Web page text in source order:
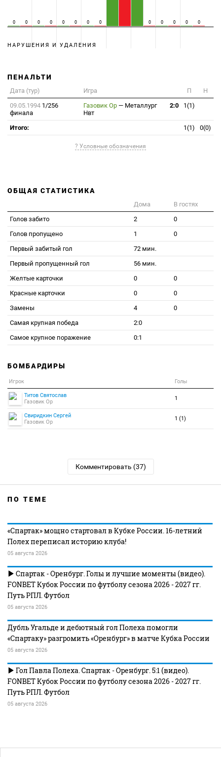
0 0 0 0 0 0 0 0 0 0 0 0 0
НАРУШЕНИЯ И УДАЛЕНИЯ
ПЕНАЛЬТИ
Дата (тур) Игра П
Н
09.05.1994 1/256
финала
Газовик Ор — Металлург
Нвт
2:0 1(1)
Итого: 1(1) 0(0)
? Условные обозначения
ОБЩАЯ СТАТИСТИКА
Дома
В гостях
Голов забито
2
0
Голов пропущено
1
0
Первый забитый гол
72 мин.
Первый пропущенный гол
56 мин.
Желтые карточки
0
0
Красные карточки
0
0
Замены
4
0
Самая крупная победа
2:0
Самое крупное поражение
0:1
БОМБАРДИРЫ
Игрок Голы
Титов Святослав
Газовик Ор
1
Свиридкин Сергей
Газовик Ор
1 (1)
Комментировать (37)
ПО ТЕМЕ
«Спартак» мощно стартовал в Кубке России. 16-летний
Полех переписал историю клуба!
05 августа 2026
Спартак - Оренбург. Голы и лучшие моменты (видео).
FONBET Кубок России по футболу сезона 2026 - 2027 гг.
Путь РПЛ. Футбол
05 августа 2026
Дубль Угальде и дебютный гол Полеха помогли
«Спартаку» разгромить «Оренбург» в матче Кубка России
05 августа 2026
Гол Павла Полеха. Спартак - Оренбург. 5:1 (видео).
FONBET Кубок России по футболу сезона 2026 - 2027 гг.
Путь РПЛ. Футбол
05 августа 2026